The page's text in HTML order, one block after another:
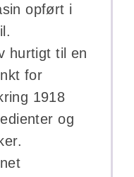
opført i
hurtigt til en
for
1918
og